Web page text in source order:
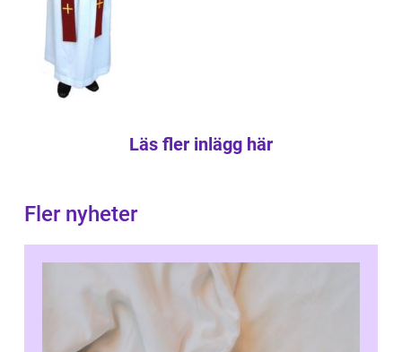
Läs fler inlägg här
Fler nyheter